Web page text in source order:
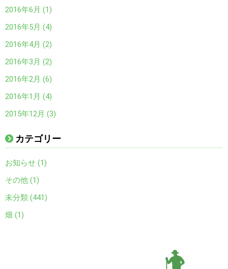
2016年6月 (1)
2016年5月 (4)
2016年4月 (2)
2016年3月 (2)
2016年2月 (6)
2016年1月 (4)
2015年12月 (3)
カテゴリー
お知らせ (1)
その他 (1)
未分類 (441)
畑 (1)